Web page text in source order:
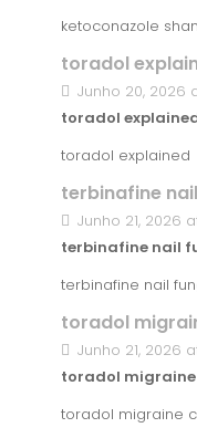
ketoconazole
toradol
Junho 20, 2026
toradol
toradol explained
terbinafine
Junho 21, 2026
terbinafine nail
terbinafine nail
toradol
Junho 21, 2026
toradol
toradol migraine